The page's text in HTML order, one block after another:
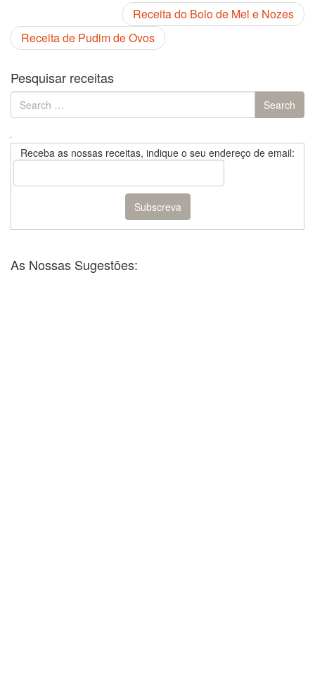
Receita do Bolo de Mel e Nozes
Receita de Pudim de Ovos
Pesquisar receitas
Search
for:
Search
Receba as nossas receitas, indique o seu endereço de email:
As Nossas Sugestões: